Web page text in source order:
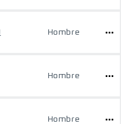
Hombre
Hombre
Hombre